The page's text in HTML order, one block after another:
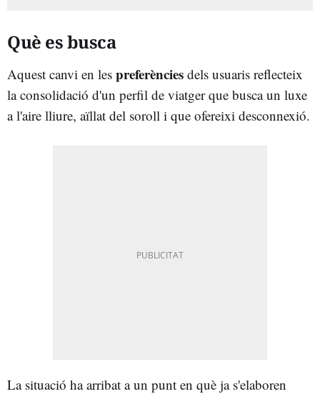
Què es busca
Aquest canvi en les preferències dels usuaris reflecteix
la consolidació d'un perfil de viatger que busca un luxe
a l'aire lliure, aïllat del soroll i que ofereixi desconnexió.
La situació ha arribat a un punt en què ja s'elaboren